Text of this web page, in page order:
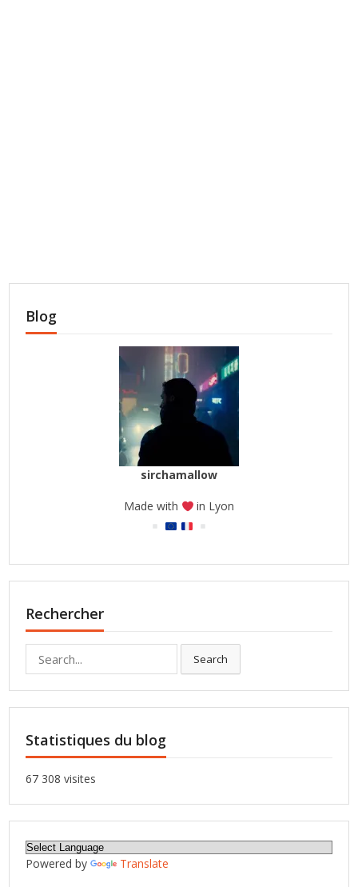
Blog
sirchamallow
Made with in Lyon
Rechercher
Search
Statistiques du blog
67 308 visites
Powered by Translate